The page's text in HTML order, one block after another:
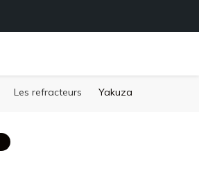
Les refracteurs Yakuza